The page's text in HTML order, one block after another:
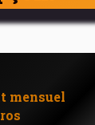
mensuel